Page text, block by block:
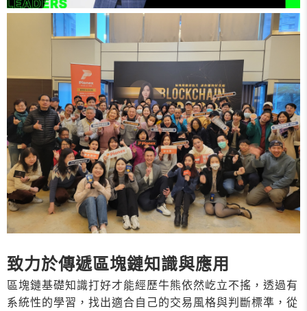
致力於傳遞區塊鏈知識與應用
區塊鏈基礎知識打好才能經歷牛熊依然屹立不搖，透過有
系統性的學習，找出適合自己的交易風格與判斷標準，從